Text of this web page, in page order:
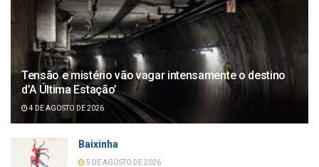
Tensão e mistério vão vagar intensamente o destino
d’A Última Estação’
4 DE AGOSTO DE 2026
Baixinha
5 DE AGOSTO DE 2026